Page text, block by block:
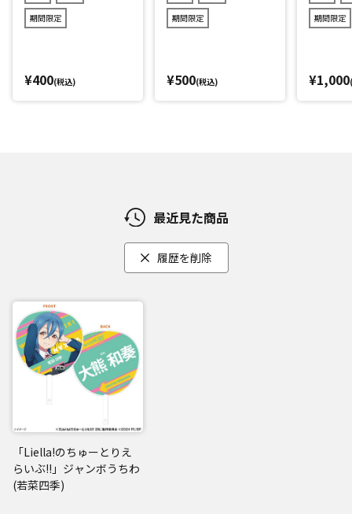
期間限定
¥400(税込)
期間限定
¥500(税込)
期間限定
¥1,000
最近見た商品
履歴を削除
「Liella!のちゅーとりえ
らいぶ!!」ジャンボうちわ
(若菜四季)